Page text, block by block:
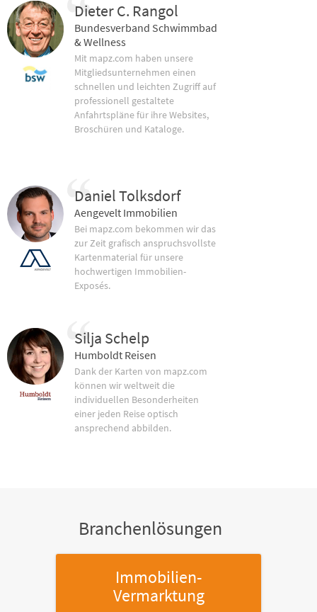
Dieter C. Rangol
Bundesverband Schwimmbad
& Wellness
Mit mapz.com haben unsere
Mitgliedsunternehmen einen
schnellen und leichten Zugriff auf
professionell gestaltete
Anfahrtspläne für ihre Websites,
Broschüren und Kataloge.
Daniel Tolksdorf
Aengevelt Immobilien
Bei mapz.com bekommen wir das
zur Zeit grafisch anspruchsvollste
Kartenmaterial für unsere
hochwertigen Immobilien-
Exposés.
Silja Schelp
Humboldt Reisen
Dank der Karten von mapz.com
können wir weltweit die
individuellen Besonderheiten
einer jeden Reise optisch
ansprechend abbilden.
Branchenlösungen
Immobilien-
Vermarktung